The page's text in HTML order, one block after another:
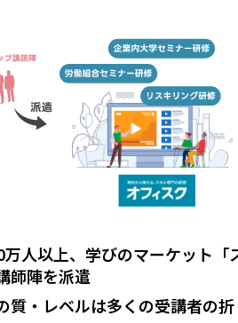
人以上、学びのマーケット「
師陣を派遣
質・レベルは多くの受講者の